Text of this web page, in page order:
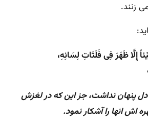
زنند.
إِلَّا ظَهَرَ فِی فَلَتَاتِ لِسَانِهِ،
پنهان نداشت، جز این که در لغزش
اش انها را آشکار نمود.